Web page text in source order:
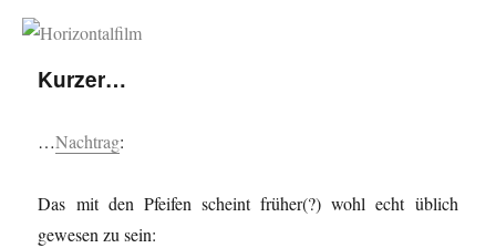
Horizontalfilm
Kurzer…
…Nachtrag:
Das mit den Pfeifen scheint früher(?) wohl echt üblich
gewesen zu sein: